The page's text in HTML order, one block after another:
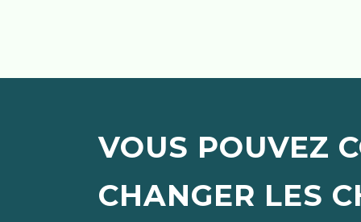
VOUS POUVEZ
CHANGER LES